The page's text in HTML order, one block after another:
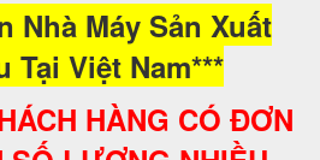
Nhà Máy Sản Xuất
Tại Việt Nam***
HÀNG CÓ ĐƠN